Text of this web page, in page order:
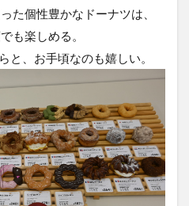
た個性豊かなドーナツは、
も楽しめる。
と、お手頃なのも嬉しい。